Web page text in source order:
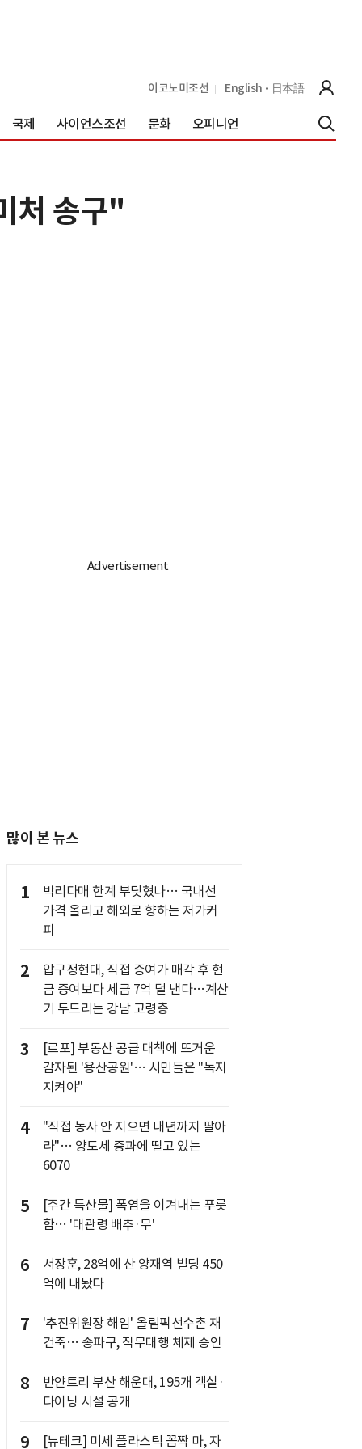
이코노미조선 English 日本語
국제 사이언스조선 문화 오피니언
처 송구"
많이 본 뉴스
1
박리다매 한계 부딪혔나… 국내선
가격 올리고 해외로 향하는 저가커
피
2
압구정현대, 직접 증여가 매각 후 현
금 증여보다 세금 7억 덜 낸다…계산
기 두드리는 강남 고령층
3
[르포] 부동산 공급 대책에 뜨거운
감자된 '용산공원'… 시민들은 "녹지
지켜야"
4
"직접 농사 안 지으면 내년까지 팔아
라"… 양도세 중과에 떨고 있는
6070
5
[주간 특산물] 폭염을 이겨내는 푸릇
함… '대관령 배추·무'
6
서장훈, 28억에 산 양재역 빌딩 450
억에 내놨다
7
'추진위원장 해임' 올림픽선수촌 재
건축… 송파구, 직무대행 체제 승인
8
반얀트리 부산 해운대, 195개 객실·
다이닝 시설 공개
9 [뉴테크] 미세 플라스틱 꼼짝 마, 자